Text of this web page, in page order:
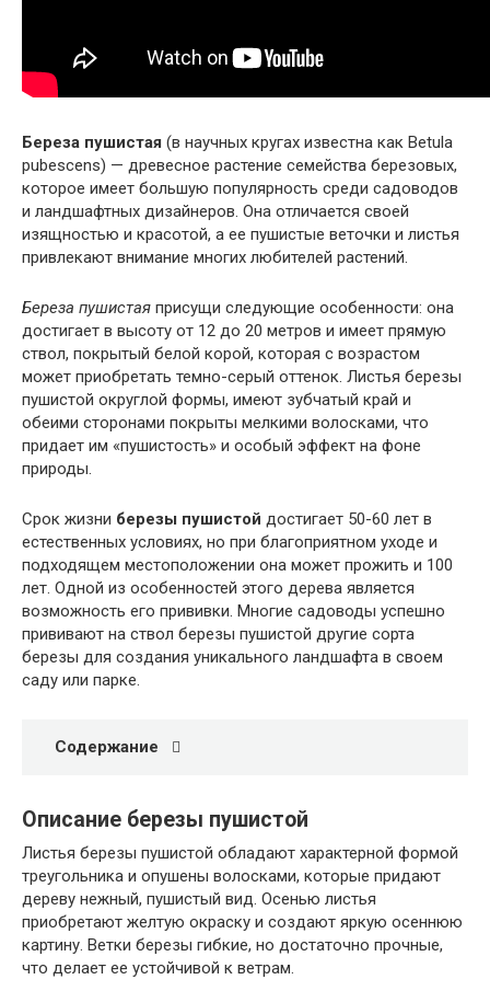
Береза пушистая (в научных кругах известна как Betula
pubescens) — древесное растение семейства березовых,
которое имеет большую популярность среди садоводов
и ландшафтных дизайнеров. Она отличается своей
изящностью и красотой, а ее пушистые веточки и листья
привлекают внимание многих любителей растений.
Береза пушистая присущи следующие особенности: она
достигает в высоту от 12 до 20 метров и имеет прямую
ствол, покрытый белой корой, которая с возрастом
может приобретать темно-серый оттенок. Листья березы
пушистой округлой формы, имеют зубчатый край и
обеими сторонами покрыты мелкими волосками, что
придает им «пушистость» и особый эффект на фоне
природы.
Срок жизни березы пушистой достигает 50-60 лет в
естественных условиях, но при благоприятном уходе и
подходящем местоположении она может прожить и 100
лет. Одной из особенностей этого дерева является
возможность его прививки. Многие садоводы успешно
прививают на ствол березы пушистой другие сорта
березы для создания уникального ландшафта в своем
саду или парке.
Содержание
Описание березы пушистой
Листья березы пушистой обладают характерной формой
треугольника и опушены волосками, которые придают
дереву нежный, пушистый вид. Осенью листья
приобретают желтую окраску и создают яркую осеннюю
картину. Ветки березы гибкие, но достаточно прочные,
что делает ее устойчивой к ветрам.